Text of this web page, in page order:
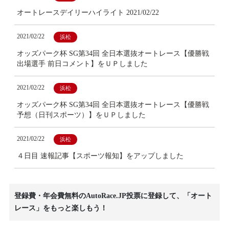
オートレースデイリーハイライト 2021/02/22
2021/02/22 浜松
オッズパーク杯 SG第34回 全日本選抜オートレース【優勝戦
出場選手 前日コメント】をＵＰしました
2021/02/22 浜松
オッズパーク杯 SG第34回 全日本選抜オートレース【優勝戦
予想（日刊スポーツ）】をＵＰしました
2021/02/22 浜松
４日目 速報記事【スポーツ報知】をアップしました
登録費・年会費無料のAutoRace.JP投票に登録して、「オート
レース」をもっと楽しもう！